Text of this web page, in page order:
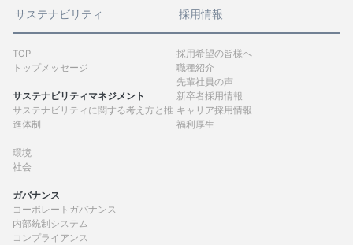
サステナビリティ
TOP
トップメッセージ
サステナビリティマネジメント
サステナビリティに関する考え方と推
進体制
環境
社会
ガバナンス
コーポレートガバナンス
内部統制システム
コンプライアンス
採用情報
採用希望の皆様へ
職種紹介
先輩社員の声
新卒者採用情報
キャリア採用情報
福利厚生